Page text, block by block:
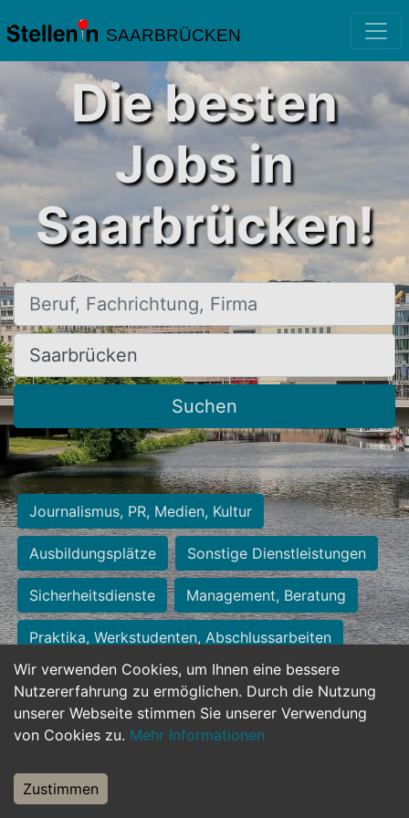
SAARBRÜCKEN
Wir verwenden Cookies, um Ihnen eine bessere
Nutzererfahrung zu ermöglichen. Durch die Nutzung
unserer Webseite stimmen Sie unserer Verwendung
von Cookies zu. Mehr Informationen
Zustimmen
Die besten
Jobs in
Saarbrücken!
Beruf, Fachrichtung, Firma
Ort, Stadt
Suchen
Journalismus, PR, Medien, Kultur
Ausbildungsplätze Sonstige Dienstleistungen
Sicherheitsdienste Management, Beratung
Praktika, Werkstudenten, Abschlussarbeiten
Personalwesen Assistenz, Sekretariat
Hilfskräfte, Aushilfs- und Nebenjobs
Weiterbildung, Studium, duale Ausbildung